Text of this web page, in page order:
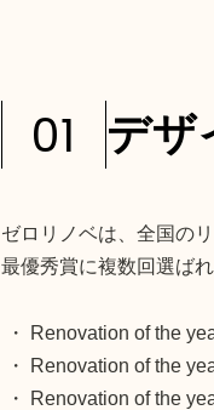
01 デザ
ゼロリノベは、全国の
最優秀賞に複数回選ば
・ Renovation of the
・
Renovation of the
・
Renovation of the